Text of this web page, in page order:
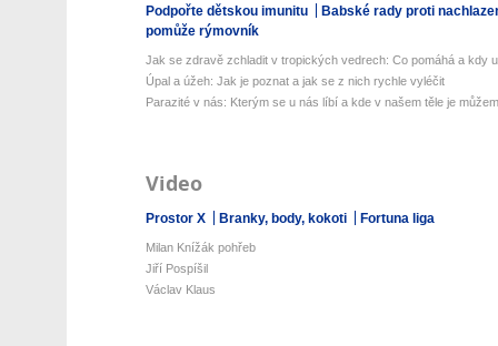
Podpořte dětskou imunitu
Babské rady proti
pomůže rýmovník
Jak se zdravě zchladit v tropických vedrech: Co pomáhá a kdy
Úpal a úžeh: Jak je poznat a jak se z nich rychle vyléčit
Parazité v nás: Kterým se u nás líbí a kde v našem těle je
Video
Prostor X Branky, body, kokoti Fortuna liga
Milan Knížák pohřeb
Jiří Pospíšil
Václav Klaus